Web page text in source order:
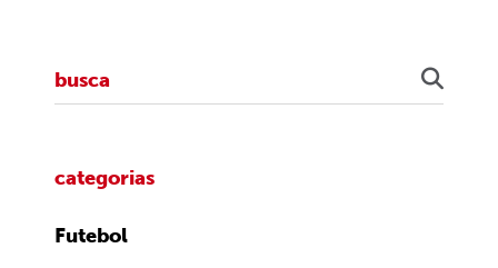
categorias
Futebol